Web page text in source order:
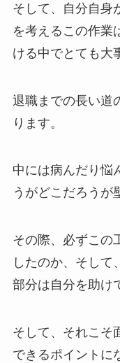
そして、自分自身
を考えるこの作業
ける中でとても大
退職までの長い道
ります。
中には病んだり悩
うがどこだろうが
その際、必ずこの
したのか、そして
部分は自分を助け
そして、それこそ
できるポイントに